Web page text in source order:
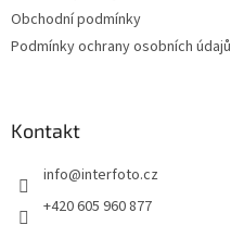
Obchodní podmínky
Podmínky ochrany osobních údajů
Kontakt
info@interfoto.cz
+420 605 960 877